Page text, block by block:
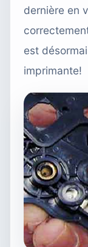
dernière en
est
imprimante!